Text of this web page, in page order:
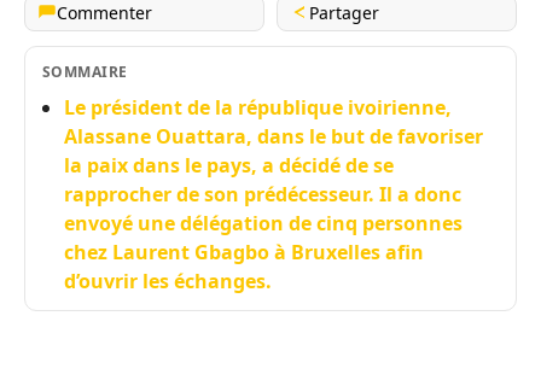
Commenter
Partager
SOMMAIRE
Le président de la république ivoirienne,
Alassane Ouattara, dans le but de favoriser
la paix dans le pays, a décidé de se
rapprocher de son prédécesseur. Il a donc
envoyé une délégation de cinq personnes
chez Laurent Gbagbo à Bruxelles afin
d’ouvrir les échanges.